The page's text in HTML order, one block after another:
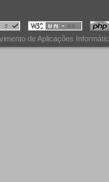
de Aplicações